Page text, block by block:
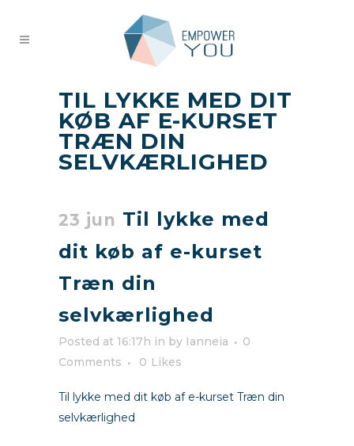
TIL LYKKE MED DIT
KØB AF E-KURSET
TRÆN DIN
SELVKÆRLIGHED
23 jun Til lykke med
dit køb af e-kurset
Træn din
selvkærlighed
Posted at 16:17h in by Ianneia
0
Comments
0 Likes
Til lykke med dit køb af e-kurset Træn din
selvkærlighed